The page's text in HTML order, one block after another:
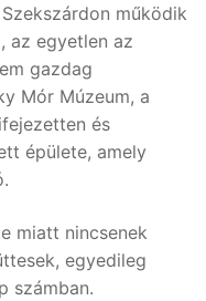
működik
az egyetlen az
gazdag
Mór Múzeum, a
és
épülete, amely
miatt nincsenek
egyedileg
számban.